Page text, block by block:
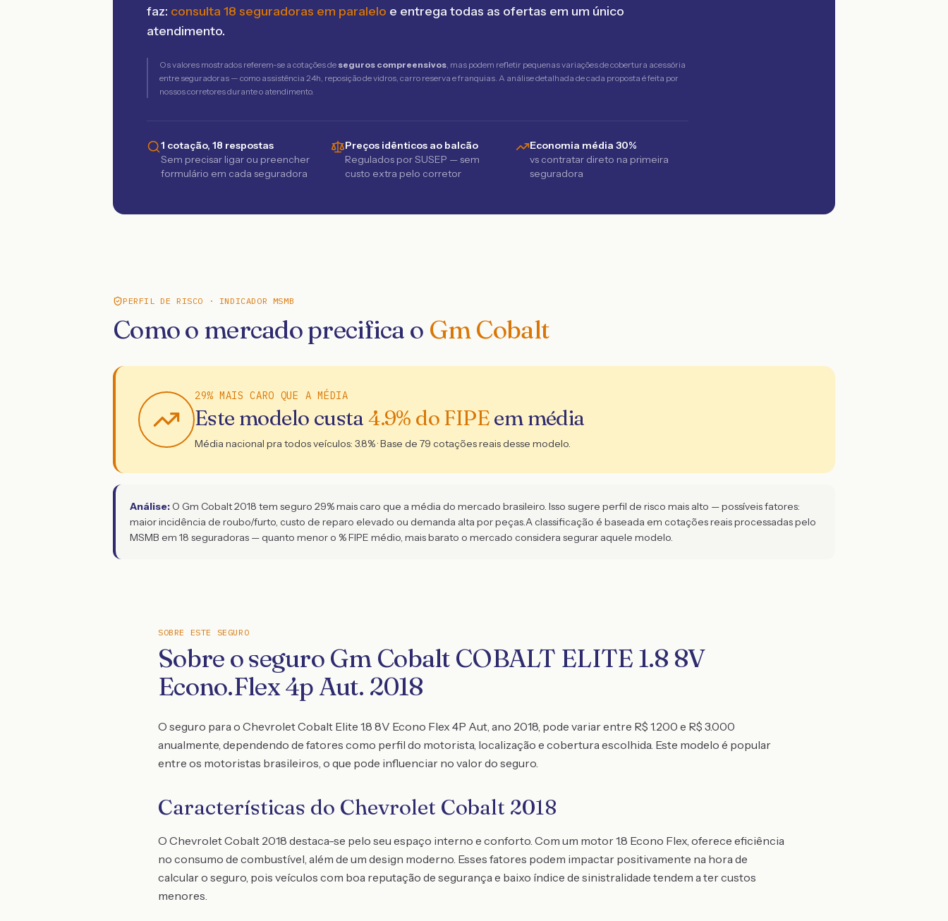
faz: consulta 18 seguradoras em paralelo e entrega todas as ofertas em um único
atendimento.
Os valores mostrados referem-se a cotações de seguros compreensivos, mas podem refletir pequenas variações de cobertura acessória
entre seguradoras — como assistência 24h, reposição de vidros, carro reserva e franquias. A análise detalhada de cada proposta é feita por
nossos corretores durante o atendimento.
1 cotação, 18 respostas
Sem precisar ligar ou preencher
formulário em cada seguradora
Preços idênticos ao balcão
Regulados por SUSEP — sem
custo extra pelo corretor
Economia média 30%
vs contratar direto na primeira
seguradora
PERFIL DE RISCO · INDICADOR MSMB
Como o mercado precifica o Gm Cobalt
29% MAIS CARO QUE A MÉDIA
Este modelo custa4.9% do FIPEem média
Média nacional pra todos veículos: 3.8% · Base de 79 cotações reais desse modelo.
Análise: O Gm Cobalt 2018 tem seguro 29% mais caro que a média do mercado brasileiro. Isso sugere perfil de risco mais alto — possíveis fatores:
maior incidência de roubo/furto, custo de reparo elevado ou demanda alta por peças.A classificação é baseada em cotações reais processadas pelo
MSMB em 18 seguradoras — quanto menor o % FIPE médio, mais barato o mercado considera segurar aquele modelo.
SOBRE ESTE SEGURO
Sobre o seguro Gm Cobalt COBALT ELITE 1.8 8V
Econo.Flex 4p Aut. 2018
O seguro para o Chevrolet Cobalt Elite 1.8 8V Econo Flex 4P Aut, ano 2018, pode variar entre R$ 1.200 e R$ 3.000
anualmente, dependendo de fatores como perfil do motorista, localização e cobertura escolhida. Este modelo é popular
entre os motoristas brasileiros, o que pode influenciar no valor do seguro.
Características do Chevrolet Cobalt 2018
O Chevrolet Cobalt 2018 destaca-se pelo seu espaço interno e conforto. Com um motor 1.8 Econo Flex, oferece eficiência
no consumo de combustível, além de um design moderno. Esses fatores podem impactar positivamente na hora de
calcular o seguro, pois veículos com boa reputação de segurança e baixo índice de sinistralidade tendem a ter custos
menores.